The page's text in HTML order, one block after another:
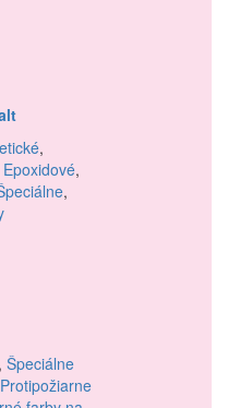
,
Epoxidové,
,
Špeciálne
Protipožiarne